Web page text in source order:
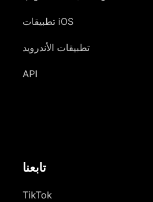
تطبيقات iOS
تطبيقات الأندرويد
API
تابعنا
TikTok